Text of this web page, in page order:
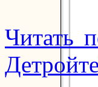
Читать